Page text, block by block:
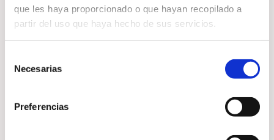
que les haya proporcionado o que hayan recopilado a
partir del uso que haya hecho de sus servicios.
Necesarias
Preferencias
Elevación de la vibración
Liberación de bloqueos
energéticos
Equilibrio emocional y espiritual